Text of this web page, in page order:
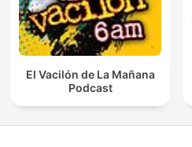
El Vacilón de La Mañana
Podcast